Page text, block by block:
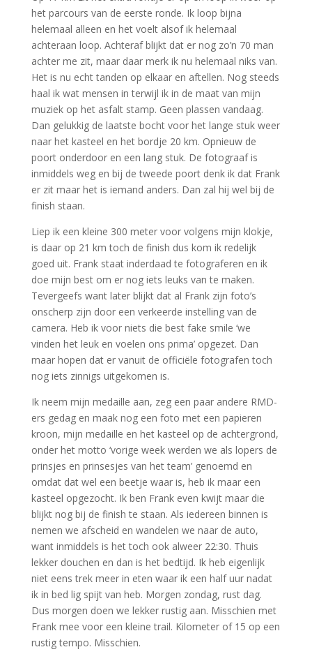
het parcours van de eerste ronde. Ik loop bijna
helemaal alleen en het voelt alsof ik helemaal
achteraan loop. Achteraf blijkt dat er nog zo’n 70 man
achter me zit, maar daar merk ik nu helemaal niks van.
Het is nu echt tanden op elkaar en aftellen. Nog steeds
haal ik wat mensen in terwijl ik in de maat van mijn
muziek op het asfalt stamp. Geen plassen vandaag.
Dan gelukkig de laatste bocht voor het lange stuk weer
naar het kasteel en het bordje 20 km. Opnieuw de
poort onderdoor en een lang stuk. De fotograaf is
inmiddels weg en bij de tweede poort denk ik dat Frank
er zit maar het is iemand anders. Dan zal hij wel bij de
finish staan.
Liep ik een kleine 300 meter voor volgens mijn klokje,
is daar op 21 km toch de finish dus kom ik redelijk
goed uit. Frank staat inderdaad te fotograferen en ik
doe mijn best om er nog iets leuks van te maken.
Tevergeefs want later blijkt dat al Frank zijn foto’s
onscherp zijn door een verkeerde instelling van de
camera. Heb ik voor niets die best fake smile ‘we
vinden het leuk en voelen ons prima’ opgezet. Dan
maar hopen dat er vanuit de officiële fotografen toch
nog iets zinnigs uitgekomen is.
Ik neem mijn medaille aan, zeg een paar andere RMD-
ers gedag en maak nog een foto met een papieren
kroon, mijn medaille en het kasteel op de achtergrond,
onder het motto ‘vorige week werden we als lopers de
prinsjes en prinsesjes van het team’ genoemd en
omdat dat wel een beetje waar is, heb ik maar een
kasteel opgezocht. Ik ben Frank even kwijt maar die
blijkt nog bij de finish te staan. Als iedereen binnen is
nemen we afscheid en wandelen we naar de auto,
want inmiddels is het toch ook alweer 22:30. Thuis
lekker douchen en dan is het bedtijd. Ik heb eigenlijk
niet eens trek meer in eten waar ik een half uur nadat
ik in bed lig spijt van heb. Morgen zondag, rust dag.
Dus morgen doen we lekker rustig aan. Misschien met
Frank mee voor een kleine trail. Kilometer of 15 op een
rustig tempo. Misschien.